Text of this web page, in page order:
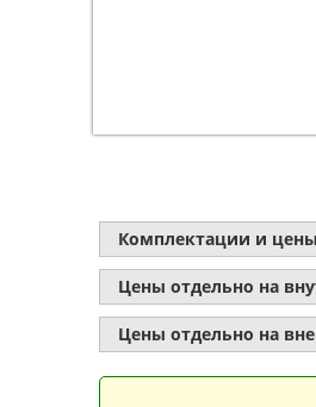
Комплектации и цены
Цены отдельно на
Цены отдельно на